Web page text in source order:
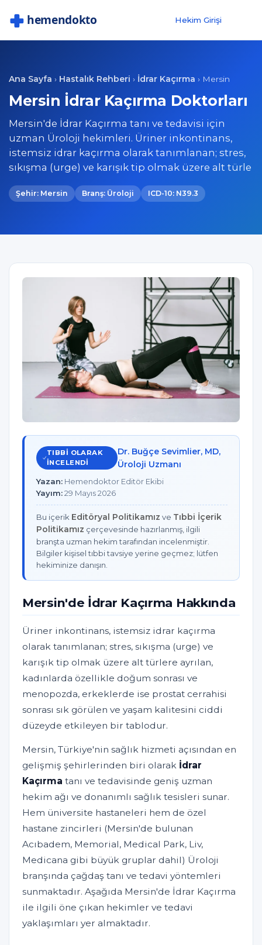
Hekim Girişi
Ana Sayfa › Hastalık Rehberi › İdrar Kaçırma › Mersin
Mersin İdrar Kaçırma Doktorları
Mersin'de İdrar Kaçırma tanı ve tedavisi için
uzman Üroloji hekimleri. Üriner inkontinans,
istemsiz idrar kaçırma olarak tanımlanan; stres,
sıkışma (urge) ve karışık tip olmak üzere alt türle
Şehir: Mersin Branş: Üroloji ICD-10: N39.3
TIBBI OLARAK
INCELENDI
Dr. Buğçe Sevimlier, MD,
Üroloji Uzmanı
Yazan: Hemendoktor Editör Ekibi
Yayım:29 Mayıs 2026
Bu içerik Editöryal Politikamız ve Tıbbi İçerik
Politikamız çerçevesinde hazırlanmış, ilgili
branşta uzman hekim tarafından incelenmiştir.
Bilgiler kişisel tıbbi tavsiye yerine geçmez; lütfen
hekiminize danışın.
Mersin'de İdrar Kaçırma Hakkında
Üriner inkontinans, istemsiz idrar kaçırma
olarak tanımlanan; stres, sıkışma (urge) ve
karışık tip olmak üzere alt türlere ayrılan,
kadınlarda özellikle doğum sonrası ve
menopozda, erkeklerde ise prostat cerrahisi
sonrası sık görülen ve yaşam kalitesini ciddi
düzeyde etkileyen bir tablodur.
Mersin, Türkiye'nin sağlık hizmeti açısından en
gelişmiş şehirlerinden biri olarak İdrar
Kaçırma tanı ve tedavisinde geniş uzman
hekim ağı ve donanımlı sağlık tesisleri sunar.
Hem üniversite hastaneleri hem de özel
hastane zincirleri (Mersin'de bulunan
Acıbadem, Memorial, Medical Park, Liv,
Medicana gibi büyük gruplar dahil) Üroloji
branşında çağdaş tanı ve tedavi yöntemleri
sunmaktadır. Aşağıda Mersin'de İdrar Kaçırma
ile ilgili öne çıkan hekimler ve tedavi
yaklaşımları yer almaktadır.